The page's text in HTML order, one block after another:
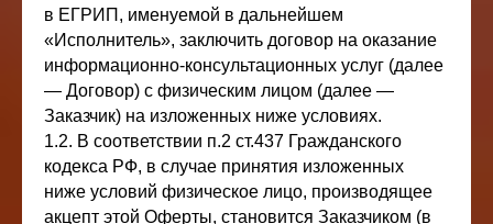
в ЕГРИП, именуемой в дальнейшем
«Исполнитель», заключить договор на оказание
информационно-консультационных услуг (далее
— Договор) с физическим лицом (далее —
Заказчик) на изложенных ниже условиях.
1.2. В соответствии п.2 ст.437 Гражданского
кодекса РФ, в случае принятия изложенных
ниже условий физическое лицо, производящее
акцепт этой Оферты, становится Заказчиком (в